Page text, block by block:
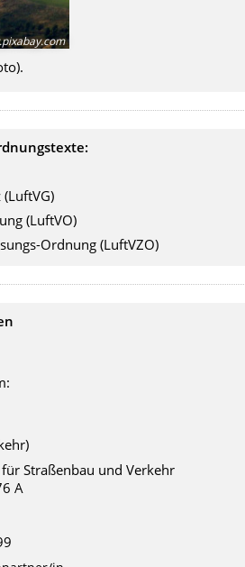
(LuftVO)
Ordnung (LuftVZO)
Straßenbau und Verkehr
A